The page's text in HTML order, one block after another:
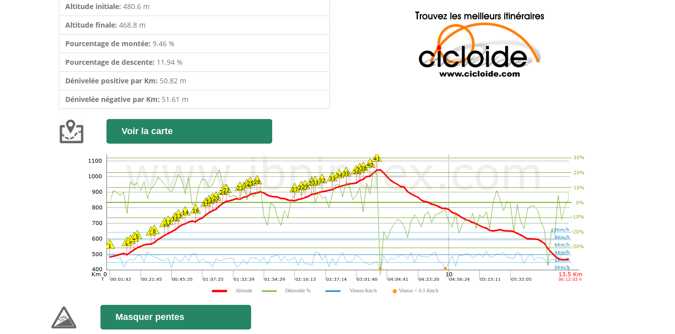
Altitude initiale: 480.6 m
Altitude finale: 468.8 m
Pourcentage de montée: 9.46 %
Pourcentage de descente: 11.94 %
Dénivelée positive par Km: 50.82 m
Dénivelée négative par Km: 51.61 m
Voir la carte
Altitude Dénivelée % Vitesse Km/h Vitesse < 0.5 Km/h
Masquer pentes